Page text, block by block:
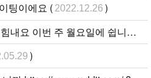
팅이에요 ( 2022.12.26 )
요 이번 주 월요일에 쉽니다!!! (
)